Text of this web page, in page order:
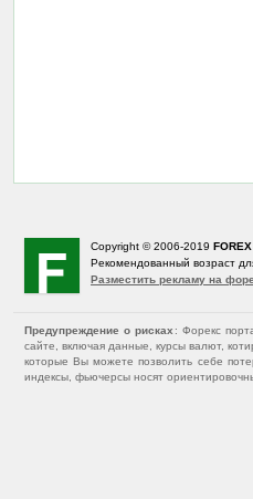
Copyright © 2006-2019 FOREX
Рекомендованный возраст
Разместить рекламу на
Предупреждение о рисках : Форекс
сайте, включая данные, курсы валют,
которые Вы можете позволить себе
индексы, фьючерсы носят